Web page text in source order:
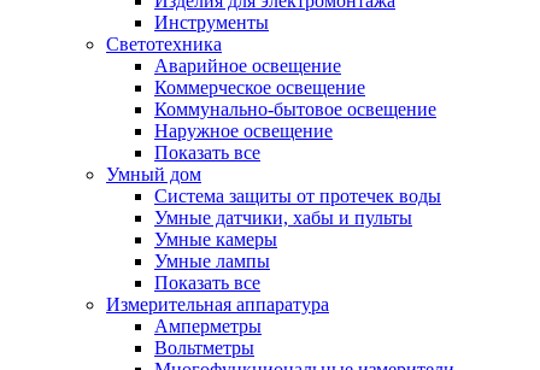
Инструменты
Светотехника
Аварийное освещение
Коммерческое освещение
Коммунально-бытовое освещение
Наружное освещение
Показать все
Умный дом
Система защиты от протечек воды
Умные датчики, хабы и пульты
Умные камеры
Умные лампы
Показать все
Измерительная аппаратура
Амперметры
Вольтметры